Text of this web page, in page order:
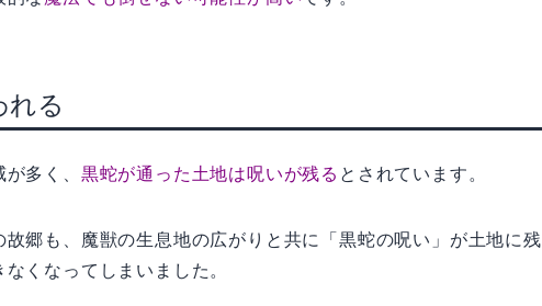
れる
多く、 黒蛇が通った土地は呪いが残る とされています。
故郷も、魔獣の生息地の広がりと共に「黒蛇の呪い」が土地に残
くなってしまいました。